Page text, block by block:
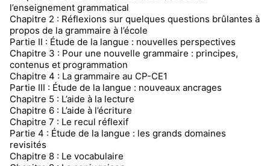
l’enseignement grammatical
Chapitre 2 : Réflexions sur quelques questions brûlantes à
propos de la grammaire à l’école
Partie II : Étude de la langue : nouvelles perspectives
Chapitre 3 : Pour une nouvelle grammaire : principes,
contenus et programmation
Chapitre 4 : La grammaire au CP-CE1
Partie III : Étude de la langue : nouveaux ancrages
Chapitre 5 : L’aide à la lecture
Chapitre 6 : L’aide à l’écriture
Chapitre 7 : Le recul réflexif
Partie 4 : Étude de la langue : les grands domaines
revisités
Chapitre 8 : Le vocabulaire